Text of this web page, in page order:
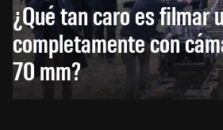
¿Qué tan caro es filmar
completamente con
70 mm?